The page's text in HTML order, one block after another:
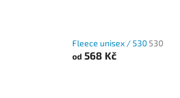
Fleece unisex / 530530
od 568 Kč